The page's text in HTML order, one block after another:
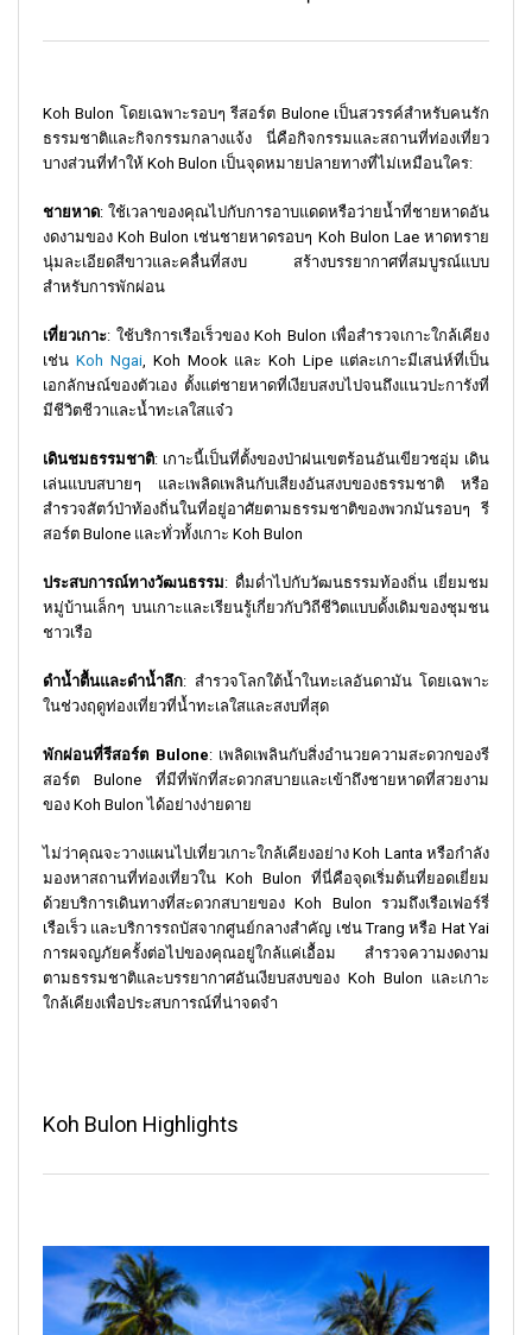
Koh Bulon โดยเฉพาะรอบๆ รีสอร์ต Bulone เป็นสวรรค์สำหรับคนรัก
ธรรมชาติและกิจกรรมกลางแจ้ง นี่คือกิจกรรมและสถานที่ท่องเที่ยว
บางส่วนที่ทำให้ Koh Bulon เป็นจุดหมายปลายทางที่ไม่เหมือนใคร:
ชายหาด: ใช้เวลาของคุณไปกับการอาบแดดหรือว่ายน้ำที่ชายหาดอัน
งดงามของ Koh Bulon เช่นชายหาดรอบๆ Koh Bulon Lae หาดทราย
นุ่มละเอียดสีขาวและคลื่นที่สงบ สร้างบรรยากาศที่สมบูรณ์แบบ
สำหรับการพักผ่อน
เที่ยวเกาะ: ใช้บริการเรือเร็วของ Koh Bulon เพื่อสำรวจเกาะใกล้เคียง
เช่น Koh Ngai, Koh Mook และ Koh Lipe แต่ละเกาะมีเสน่ห์ที่เป็น
เอกลักษณ์ของตัวเอง ตั้งแต่ชายหาดที่เงียบสงบไปจนถึงแนวปะการังที่
มีชีวิตชีวาและน้ำทะเลใสแจ๋ว
เดินชมธรรมชาติ: เกาะนี้เป็นที่ตั้งของป่าฝนเขตร้อนอันเขียวชอุ่ม เดิน
เล่นแบบสบายๆ และเพลิดเพลินกับเสียงอันสงบของธรรมชาติ หรือ
สำรวจสัตว์ป่าท้องถิ่นในที่อยู่อาศัยตามธรรมชาติของพวกมันรอบๆ รี
สอร์ต Bulone และทั่วทั้งเกาะ Koh Bulon
ประสบการณ์ทางวัฒนธรรม: ดื่มด่ำไปกับวัฒนธรรมท้องถิ่น เยี่ยมชม
หมู่บ้านเล็กๆ บนเกาะและเรียนรู้เกี่ยวกับวิถีชีวิตแบบดั้งเดิมของชุมชน
ชาวเรือ
ดำน้ำตื้นและดำน้ำลึก: สำรวจโลกใต้น้ำในทะเลอันดามัน โดยเฉพาะ
ในช่วงฤดูท่องเที่ยวที่น้ำทะเลใสและสงบที่สุด
พักผ่อนที่รีสอร์ต Bulone: เพลิดเพลินกับสิ่งอำนวยความสะดวกของรี
สอร์ต Bulone ที่มีที่พักที่สะดวกสบายและเข้าถึงชายหาดที่สวยงาม
ของ Koh Bulon ได้อย่างง่ายดาย
ไม่ว่าคุณจะวางแผนไปเที่ยวเกาะใกล้เคียงอย่าง Koh Lanta หรือกำลัง
มองหาสถานที่ท่องเที่ยวใน Koh Bulon ที่นี่คือจุดเริ่มต้นที่ยอดเยี่ยม
ด้วยบริการเดินทางที่สะดวกสบายของ Koh Bulon รวมถึงเรือเฟอร์รี่
เรือเร็ว และบริการรถบัสจากศูนย์กลางสำคัญ เช่น Trang หรือ Hat Yai
การผจญภัยครั้งต่อไปของคุณอยู่ใกล้แค่เอื้อม สำรวจความงดงาม
ตามธรรมชาติและบรรยากาศอันเงียบสงบของ Koh Bulon และเกาะ
ใกล้เคียงเพื่อประสบการณ์ที่น่าจดจำ
Koh Bulon Highlights